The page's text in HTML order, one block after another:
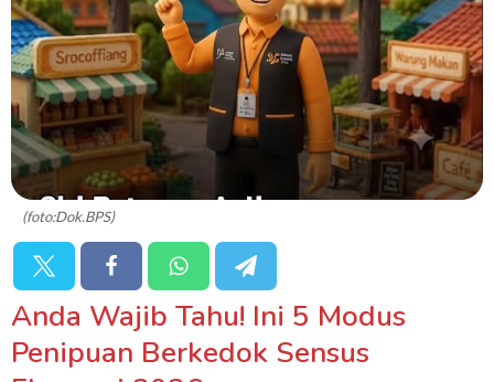
(foto:Dok.BPS)
Anda Wajib Tahu! Ini 5 Modus
Penipuan Berkedok Sensus